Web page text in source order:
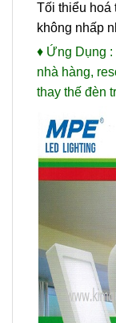
Tối thiểu hoá
không nhấp
♦ Ứng Dụng :
nhà hàng,
thay thế đèn